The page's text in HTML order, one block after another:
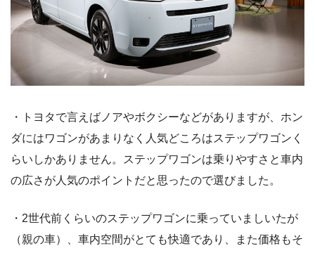
・トヨタで言えばノアやボクシーなどがありますが、ホン
ダにはワゴンがあまりなく人気どころはステップワゴンく
らいしかありません。ステップワゴンは乗りやすさと車内
の広さが人気のポイントだと思ったので選びました。
・2世代前くらいのステップワゴンに乗っていましいたが
（親の車）、車内空間がとても快適であり、また価格もそ